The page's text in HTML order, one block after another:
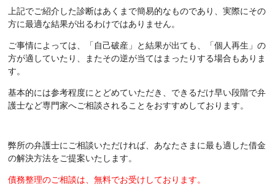
上記でご紹介した診断はあくまで簡易的なものであり、実際にその
方に最適な結果が出るわけではありません。
ご事情によっては、「自己破産」と結果が出ても、「個人再生」の
方が適していたり、またその逆が当てはまったりする場合もありま
す。
基本的には参考程度にとどめていただき、できるだけ早い段階で弁
護士など専門家へご相談されることをおすすめしております。
弊所の弁護士にご相談いただければ、あなたさまに最も適した借金
の解決方法をご提案いたします。
債務整理のご相談は、無料でお受けしております。